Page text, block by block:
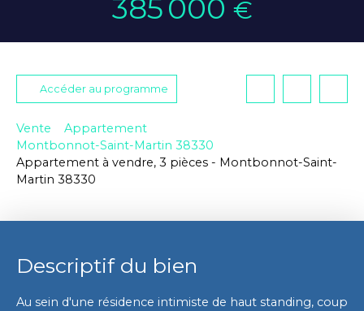
385 000 €
Accéder au programme
Vente
Appartement
Montbonnot-Saint-Martin 38330
Appartement à vendre, 3 pièces - Montbonnot-Saint-
Martin 38330
Descriptif du bien
Au sein d'une résidence intimiste de haut standing, coup